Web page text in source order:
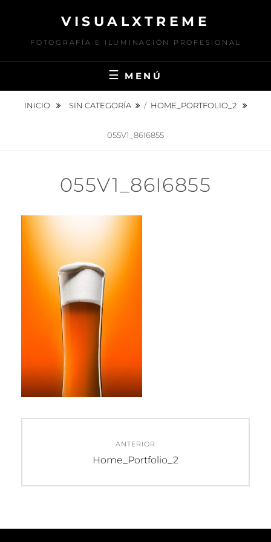
contenido
VISUALXTREME
FOTOGRAFÍA E ILUMINACIÓN PROFESIONAL
MENÚ
INICIO SIN CATEGORÍA / HOME_PORTFOLIO_2
055V1_86I6855
055V1_86I6855
entradas
ANTERIOR
Entrada
Home_Portfolio_2